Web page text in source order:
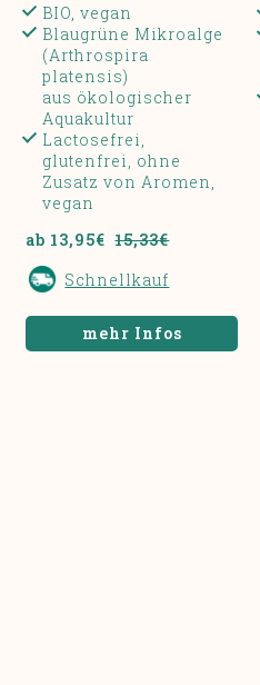
BIO, vegan
Blaugrüne Mikroalge
(Arthrospira
platensis)
aus ökologischer
Aquakultur
Lactosefrei,
glutenfrei, ohne
Zusatz von Aromen,
vegan
ab 13,95€15,33€
Schnellkauf
mehr Infos